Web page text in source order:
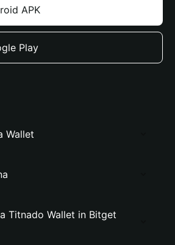
APK
Play
Wallet
Titnado Wallet in Bitget